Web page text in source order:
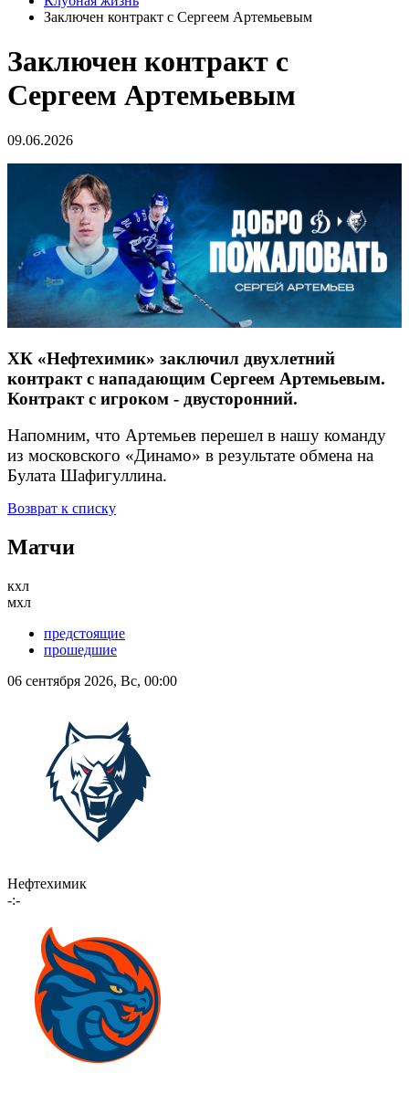
Заключен контракт с Сергеем Артемьевым
Заключен контракт с
Сергеем Артемьевым
09.06.2026
ХК «Нефтехимик» заключил двухлетний
контракт с нападающим Сергеем Артемьевым.
Контракт с игроком - двусторонний.
Напомним, что Артемьев перешел в нашу команду
из московского «Динамо» в результате обмена на
Булата Шафигуллина.
Возврат к списку
Матчи
кхл
мхл
предстоящие
прошедшие
06 сентября 2026, Вс, 00:00
Нефтехимик
-:-